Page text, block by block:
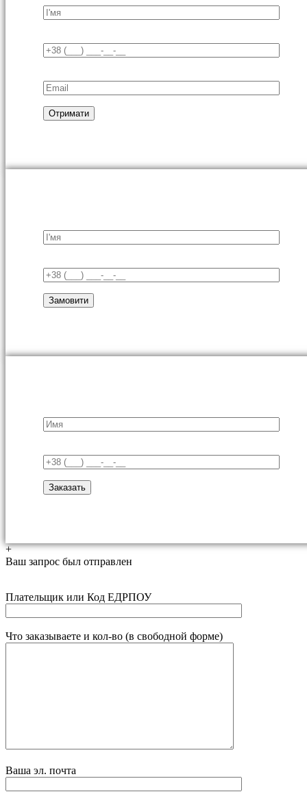
+
Ваш запрос был отправлен
Плательщик или Код ЕДРПОУ
Что заказываете и кол-во (в свободной форме)
Ваша эл. почта